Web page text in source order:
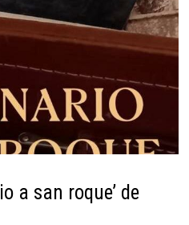
a san roque’ de